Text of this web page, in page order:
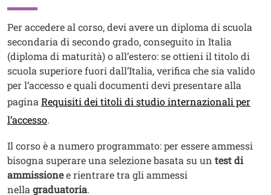
Testo
Per accedere al corso, devi avere un diploma di scuola
secondaria di secondo grado, conseguito in Italia
(diploma di maturità) o all’estero: se ottieni il titolo di
scuola superiore fuori dall’Italia, verifica che sia valido
per l’accesso e quali documenti devi presentare alla
paginaRequisiti dei titoli di studio internazionali per
l’accesso.
Il corso è a numero programmato: per essere ammessi
bisogna superare una selezione basata su un test di
ammissionee rientrare tra gli ammessi
nellagraduatoria.